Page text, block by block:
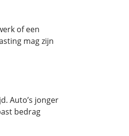
of een
mag zijn
Auto’s jonger
bedrag